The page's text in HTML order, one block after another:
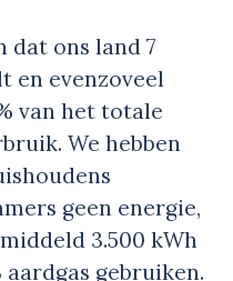
dat ons land 7
en evenzoveel
van het totale
We hebben
geen energie,
3.500 kWh
gebruiken.